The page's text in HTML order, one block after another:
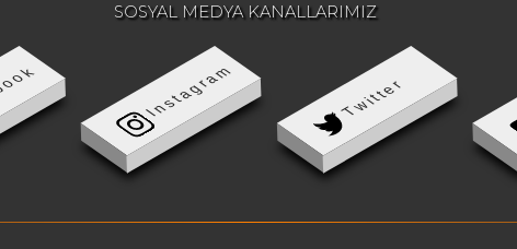
SOSYAL MEDYA KANALLARIMIZ
Instagram Twitter